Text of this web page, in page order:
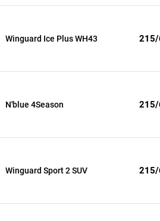
Winguard Ice Plus WH43 215/
N'blue 4Season 215/
Winguard Sport 2 SUV 215/